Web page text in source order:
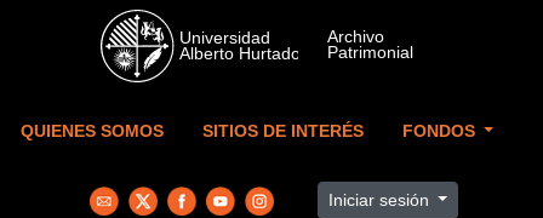
Skip to main content
QUIENES SOMOS SITIOS DE INTERÉS FONDOS
Iniciar sesión